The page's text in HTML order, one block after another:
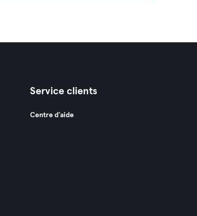
Service clients
Centre d'aide